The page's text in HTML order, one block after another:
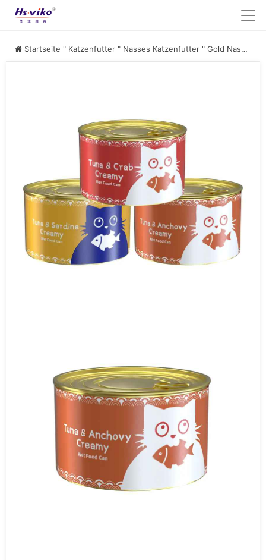
Startseite " Katzenfutter " Nasses Katzenfutter " Gold Nassfutter für Katzen in Dosen